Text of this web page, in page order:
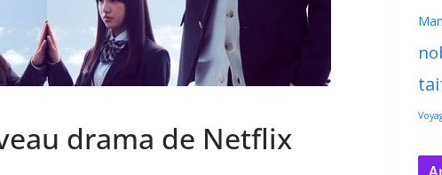
drama de Netflix